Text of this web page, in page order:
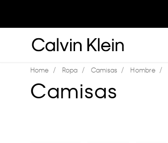
Ropa Camisas Hombre
Camisas